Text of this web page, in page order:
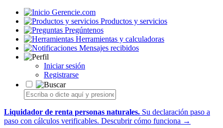
Gerencie.com
Productos y servicios
Pregúntenos
Herramientas y calculadoras
Mensajes recibidos
Iniciar sesión
Registrarse
Liquidador de renta personas naturales. Su declaración paso a
paso con cálculos verificables. Descubrir cómo funciona →